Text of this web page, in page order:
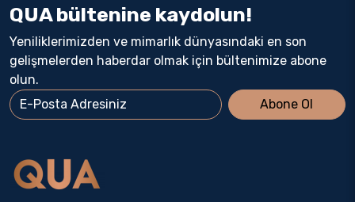
QUA bültenine kaydolun!
Yeniliklerimizden ve mimarlık dünyasındaki en son
gelişmelerden haberdar olmak için bültenimize abone
olun.
Abone Ol